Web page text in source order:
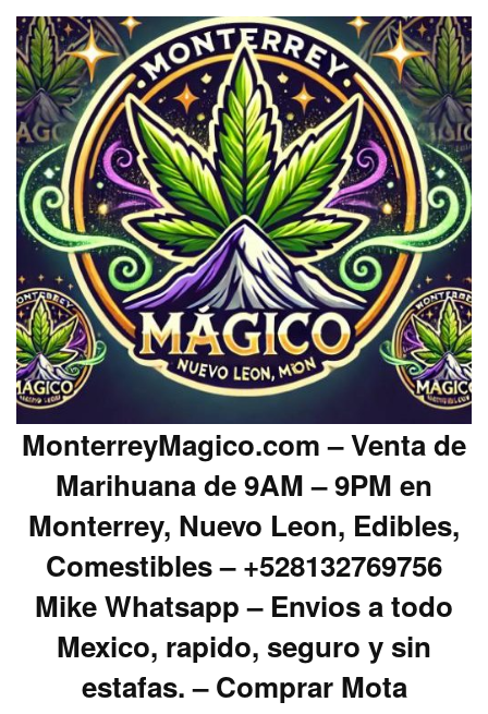
MonterreyMagico.com – Venta de
Marihuana de 9AM – 9PM en
Monterrey, Nuevo Leon, Edibles,
Comestibles – +528132769756
Mike Whatsapp – Envios a todo
Mexico, rapido, seguro y sin
estafas. – Comprar Mota